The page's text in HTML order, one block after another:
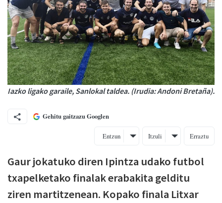
Iazko ligako garaile, Sanlokal taldea. (Irudia: Andoni Bretaña).
Gehitu gaitzazu Googlen
Entzun Itzuli Erraztu
Gaur jokatuko diren Ipintza udako futbol
txapelketako finalak erabakita gelditu
ziren martitzenean. Kopako finala Litxar